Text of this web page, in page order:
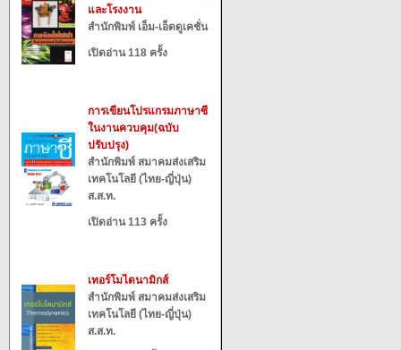
และโรงงาน
สำนักพิมพ์ เอ็ม-เอ็ดดูเคชั่น
เปิดอ่าน 118 ครั้ง
การเขียนโปรแกรมภาษาซี
ในงานควบคุม(ฉบับ
ปรับปรุง)
สำนักพิมพ์ สมาคมส่งเสริม
เทคโนโลยี (ไทย-ญี่ปุ่น)
ส.ส.ท.
เปิดอ่าน 113 ครั้ง
เทอร์โมไดนามิกส์
สำนักพิมพ์ สมาคมส่งเสริม
เทคโนโลยี (ไทย-ญี่ปุ่น)
ส.ส.ท.